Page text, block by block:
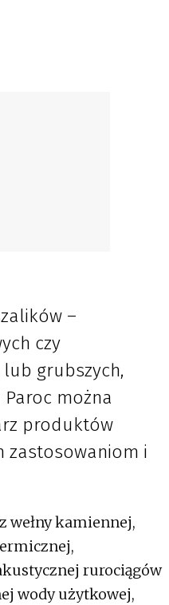
–
czy
lub grubszych,
można
produktów
zastosowaniom i
wełny kamiennej,
rurociągów
wody użytkowej,